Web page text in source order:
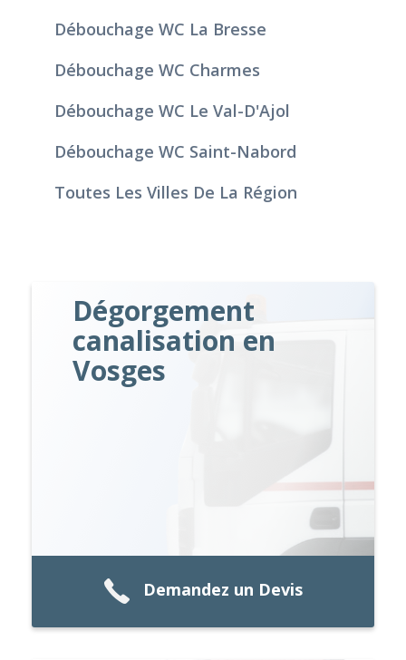
Débouchage WC La Bresse
Débouchage WC Charmes
Débouchage WC Le Val-D'Ajol
Débouchage WC Saint-Nabord
Toutes Les Villes De La Région
Dégorgement
canalisation en
Vosges
Demandez un Devis